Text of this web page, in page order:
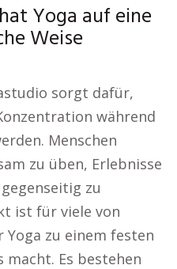
Yoga auf eine
Weise
sorgt dafür,
während
Menschen
zu üben, Erlebnisse
zu
ist für viele von
zu einem festen
macht. Es bestehen